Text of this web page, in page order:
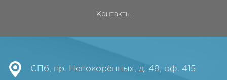
Контакты
СПб, пр. Непокорённых, д. 49, оф. 415